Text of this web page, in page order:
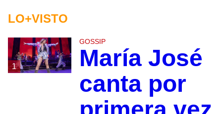
LO+VISTO
1
GOSSIP
María José
canta por